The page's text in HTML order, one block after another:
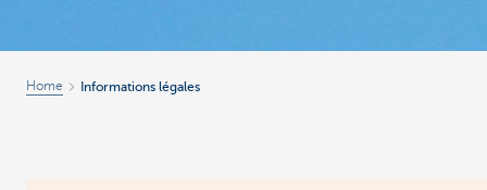
Home Informations légales